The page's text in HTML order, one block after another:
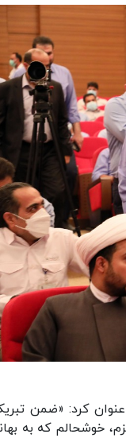
کارگران برتر سال 1400 در عسلویه عنوان کرد: «ضمن تبریک
خوشحالم که به بهانه